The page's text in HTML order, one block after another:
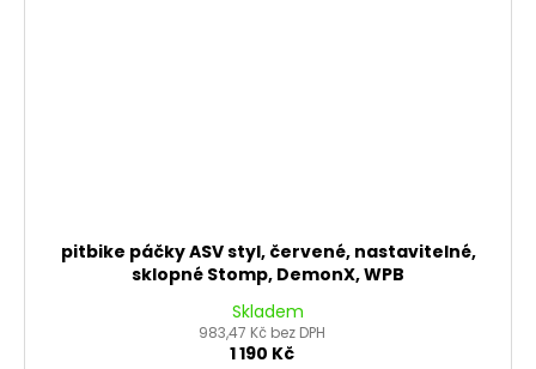
pitbike páčky ASV styl, červené, nastavitelné,
sklopné Stomp, DemonX, WPB
Skladem
983,47 Kč bez DPH
1 190 Kč